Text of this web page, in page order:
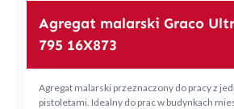
Agregat malarski Graco
795 16X873
Agregat malarski przeznaczony do pracy z
pistoletami. Idealny do prac w budynkach